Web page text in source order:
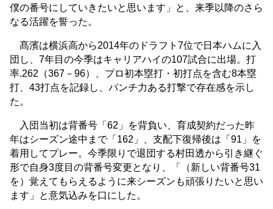
僕の番号にしていきたいと思います」と、来季以降のさら
なる活躍を誓った。
髙濱は横浜高から2014年のドラフト7位で日本ハムに入
団し、7年目の今季はキャリアハイの107試合に出場。打
率.262（367－96）、プロ初本塁打・初打点を含む8本塁
打、43打点を記録し、パンチ力ある打撃で存在感を示し
た。
入団当初は背番号「62」を背負い、育成契約だった昨
年はシーズン途中まで「162」、支配下復帰後は「91」を
着用してプレー。今季限りで退団する村田透から引き継ぐ
形で自身3度目の背番号変更となり、「（新しい背番号31
を）覚えてもらえるように来シーズンも頑張りたいと思い
ます」と意気込みを口にした。